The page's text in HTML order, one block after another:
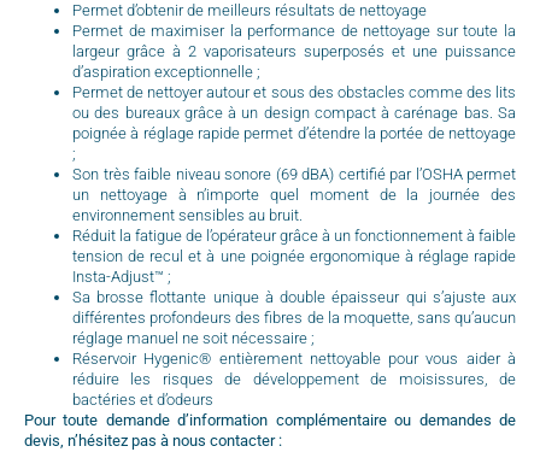
Permet d’obtenir de meilleurs résultats de nettoyage
Permet de maximiser la performance de nettoyage sur toute la
largeur grâce à 2 vaporisateurs superposés et une puissance
d’aspiration exceptionnelle ;
Permet de nettoyer autour et sous des obstacles comme des lits
ou des bureaux grâce à un design compact à carénage bas. Sa
poignée à réglage rapide permet d’étendre la portée de nettoyage
;
Son très faible niveau sonore (69 dBA) certifié par l’OSHA permet
un nettoyage à n’importe quel moment de la journée des
environnement sensibles au bruit.
Réduit la fatigue de l’opérateur grâce à un fonctionnement à faible
tension de recul et à une poignée ergonomique à réglage rapide
Insta-Adjust™ ;
Sa brosse flottante unique à double épaisseur qui s’ajuste aux
différentes profondeurs des fibres de la moquette, sans qu’aucun
réglage manuel ne soit nécessaire ;
Réservoir Hygenic® entièrement nettoyable pour vous aider à
réduire les risques de développement de moisissures, de
bactéries et d’odeurs
Pour toute demande d’information complémentaire ou demandes de
devis, n’hésitez pas à nous contacter :